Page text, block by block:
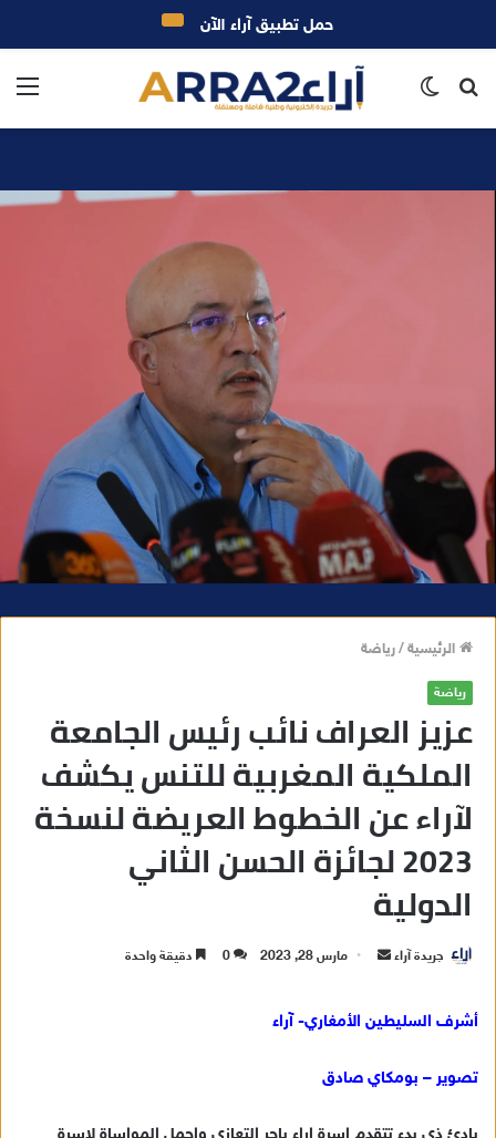
بحث
الرئيسية/رياضة
رياضة
عزيز العراف نائب رئيس الجامعة
الملكية المغربية للتنس يكشف
لآراء عن الخطوط العريضة لنسخة
2023 لجائزة الحسن الثاني
الدولية
جريدة آراء
ر
مارس 28, 2023 0 دقيقة واحدة
أشرف السليطين الأمغاري- آراء
تصوير – بومكاي صادق
حمل تطبيق آراء الآن